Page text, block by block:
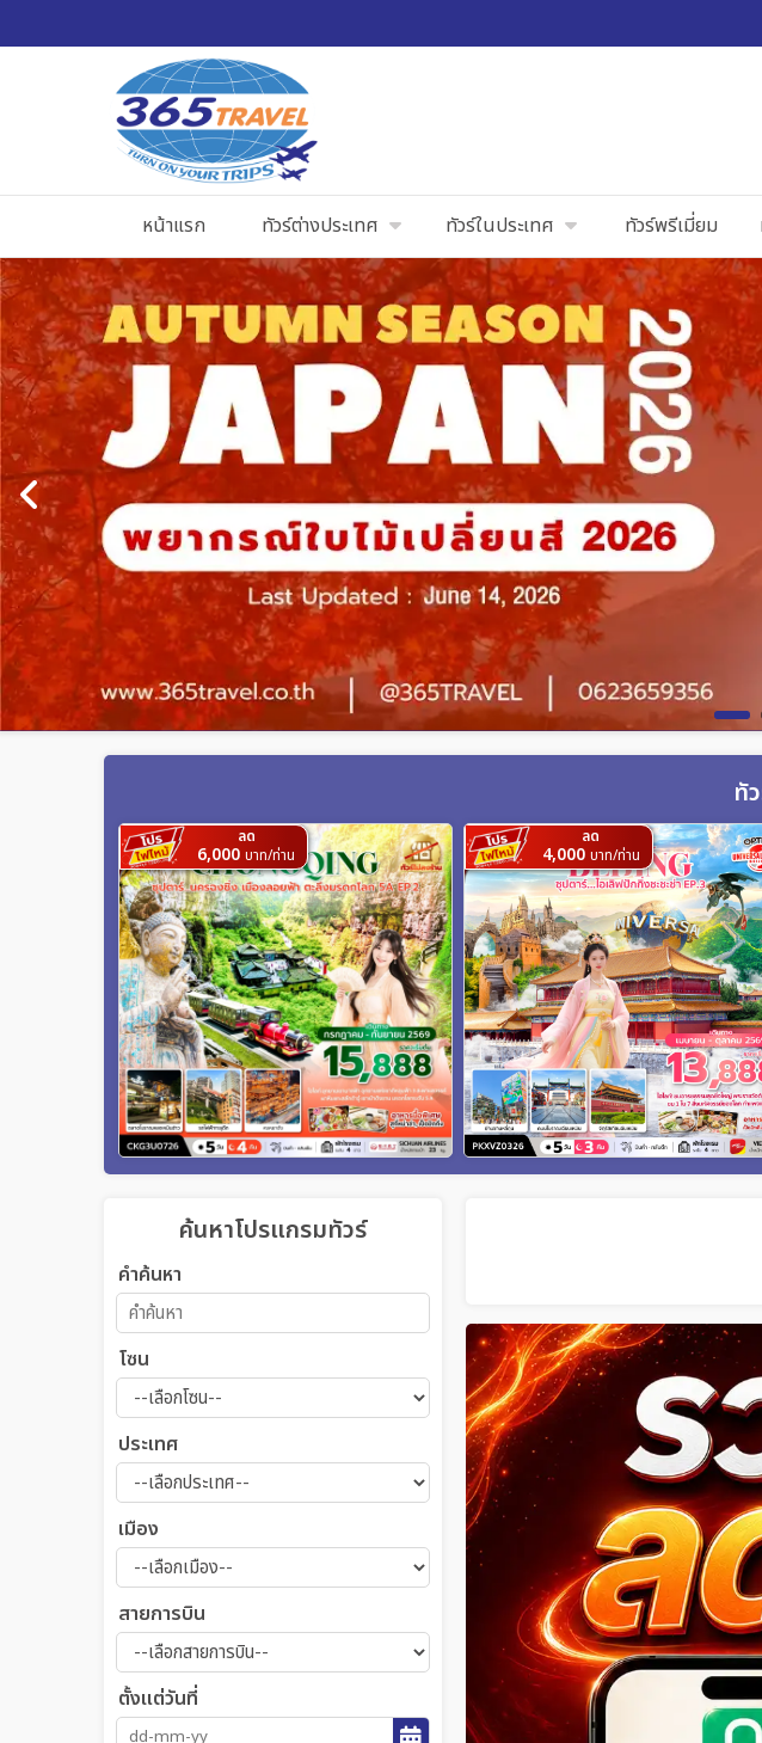
หน้าแรก ทัวร์ต่างประเทศ ทัวร์ในประเทศ ทัวร์พรีเมี่ยม
ทั
ลด
6,000 บาท/ท่าน
ลด
4,000 บาท/ท่าน
ค้นหาโปรแกรมทัวร์
คำค้นหา
โซน
ประเทศ
เมือง
สายการบิน
ตั้งแต่วันที่